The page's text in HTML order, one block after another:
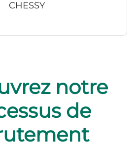
CHESSY
notre
de